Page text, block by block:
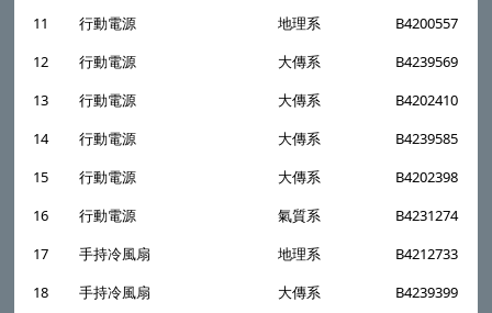
11
行動電源 地理系
B4200557
12
行動電源 大傳系
B4239569
13
行動電源 大傳系
B4202410
14
行動電源 大傳系
B4239585
15
行動電源 大傳系
B4202398
16
行動電源 氣質系
B4231274
17
手持冷風扇 地理系
B4212733
18
手持冷風扇 大傳系
B4239399